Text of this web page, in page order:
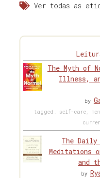
Ver todas as
The Myth of
Illness,
by
tagged: self-care,
The
Meditations
and
by